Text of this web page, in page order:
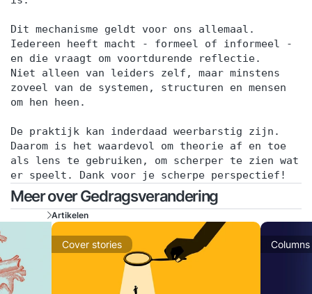
Dit mechanisme geldt voor ons allemaal.
Iedereen heeft macht - formeel of informeel -
en die vraagt om voortdurende reflectie.
Niet alleen van leiders zelf, maar minstens
zoveel van de systemen, structuren en mensen
om hen heen.
De praktijk kan inderdaad weerbarstig zijn.
Daarom is het waardevol om theorie af en toe
als lens te gebruiken, om scherper te zien wat
er speelt. Dank voor je scherpe perspectief!
Meer over Gedragsverandering
Artikelen
Cover stories Columns